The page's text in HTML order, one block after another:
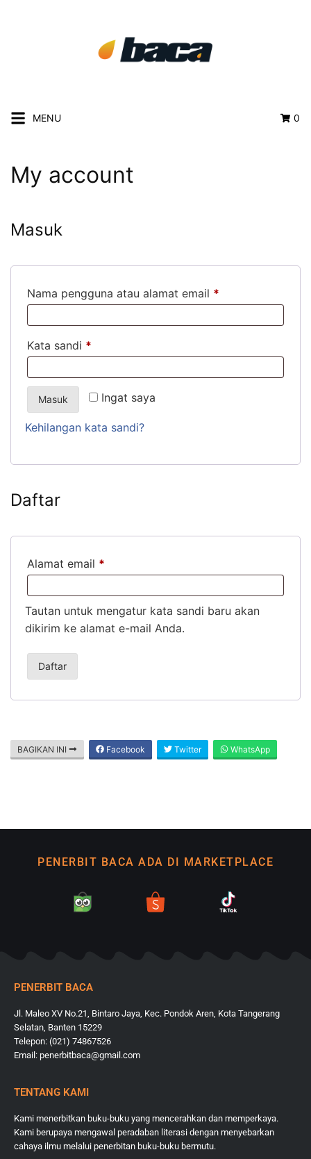
MENU 0
My account
Masuk
Nama pengguna atau alamat email *
Kata sandi *
Ingat saya
Masuk
Kehilangan kata sandi?
Daftar
Alamat email *
Tautan untuk mengatur kata sandi baru akan
dikirim ke alamat e-mail Anda.
Daftar
BAGIKAN INI Facebook Twitter WhatsApp
PENERBIT BACA ADA DI MARKETPLACE
PENERBIT BACA
Jl. Maleo XV No.21, Bintaro Jaya, Kec. Pondok Aren, Kota Tangerang
Selatan, Banten 15229
Telepon: (021) 74867526
Email: penerbitbaca@gmail.com
TENTANG KAMI
Kami menerbitkan buku-buku yang mencerahkan dan memperkaya.
Kami berupaya mengawal peradaban literasi dengan menyebarkan
cahaya ilmu melalui penerbitan buku-buku bermutu.